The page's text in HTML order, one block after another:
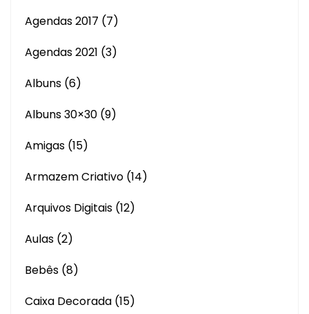
Agendas 2017 (7)
Agendas 2021 (3)
Albuns (6)
Albuns 30×30 (9)
Amigas (15)
Armazem Criativo (14)
Arquivos Digitais (12)
Aulas (2)
Bebês (8)
Caixa Decorada (15)